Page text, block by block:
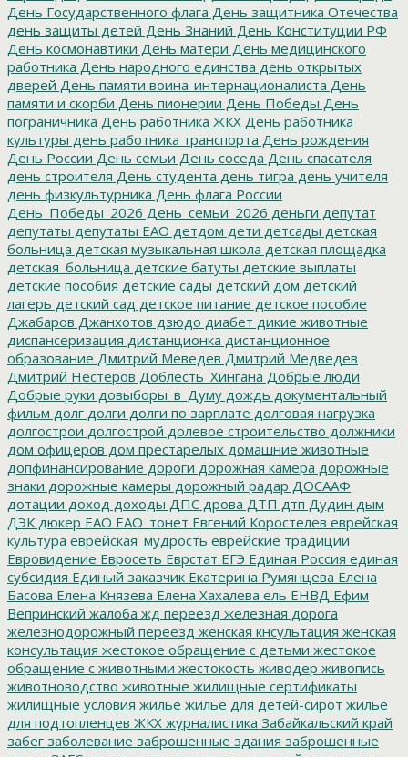
День Государственного флага День защитника Отечества
день защиты детей День Знаний День Конституции РФ
День космонавтики День матери День медицинского
работника День народного единства день открытых
дверей День памяти воина-интернационалиста День
памяти и скорби День пионерии День Победы День
пограничника День работника ЖКХ День работника
культуры день работника транспорта День рождения
День России День семьи День соседа День спасателя
день строителя День студента день тигра день учителя
день физкультурника День флага России
День_Победы_2026 День_семьи_2026 деньги депутат
депутаты депутаты ЕАО детдом дети детсады детская
больница детская музыкальная школа детская площадка
детская_больница детские батуты детские выплаты
детские пособия детские сады детский дом детский
лагерь детский сад детское питание детское пособие
Джабаров Джанхотов дзюдо диабет дикие животные
диспансеризация дистанционка дистанционное
образование Дмитрий Меведев Дмитрий Медведев
Дмитрий Нестеров Доблесть_Хингана Добрые люди
Добрые руки довыборы_в_Думу дождь документальный
фильм долг долги долги по зарплате долговая нагрузка
долгострои долгострой долевое строительство должники
дом офицеров дом престарелых домашние животные
допфинансирование дороги дорожная камера дорожные
знаки дорожные камеры дорожный радар ДОСААФ
дотации доход доходы ДПС дрова ДТП дтп Дудин дым
ДЭК дюкер ЕАО ЕАО_тонет Евгений Коростелев еврейская
культура еврейская_мудрость еврейские традиции
Евровидение Евросеть Еврстат ЕГЭ Единая Россия единая
субсидия Единый заказчик Екатерина Румянцева Елена
Басова Елена Князева Елена Хахалева ель ЕНВД Ефим
Вепринский жалоба жд переезд железная дорога
железнодорожный переезд женская кнсультация женская
консультация жестокое обращение с детьми жестокое
обращение с животными жестокость живодер живопись
животноводство животные жилищные сертификаты
жилищные условия жилье жилье для детей-сирот жильё
для подтопленцев ЖКХ журналистика Забайкальский край
забег заболевание заброшенные здания заброшенные